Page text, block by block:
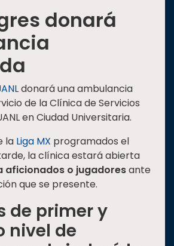
donará
donará una ambulancia
de la Clínica de Servicios
en Ciudad Universitaria.
la Liga MX programados el
la clínica estará abierta
aficionados o jugadoresante
que se presente.
de primer y
nivel de